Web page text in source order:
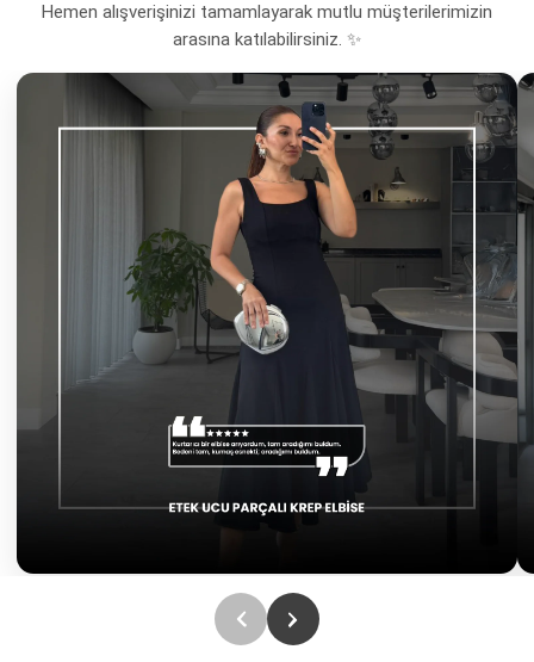
Hemen alışverişinizi tamamlayarak mutlu müşterilerimizin
arasına katılabilirsiniz. ✨